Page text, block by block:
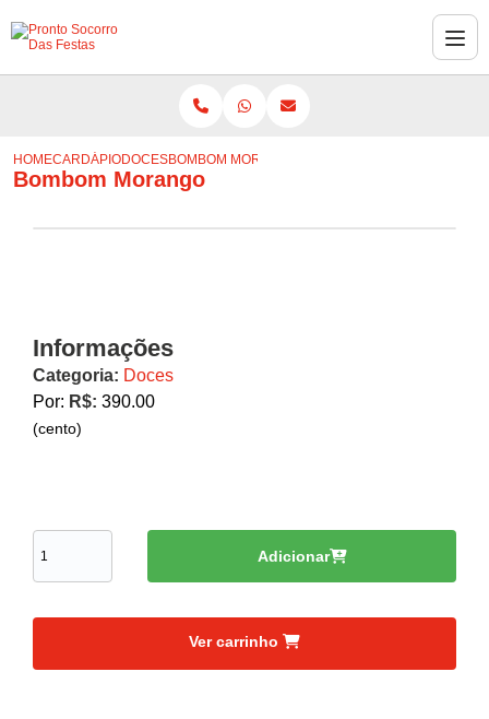
HOMECARDÁPIODOCESBOMBOM MORANGO
Bombom Morango
Informações
Categoria: Doces
Por: R$: 390.00
(cento)
Adicionar
Ver carrinho